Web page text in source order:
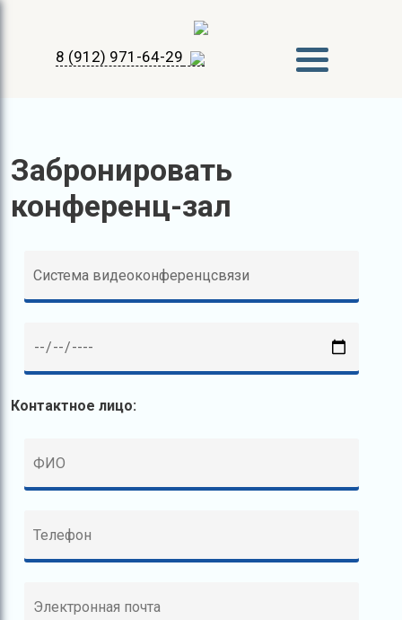
8 (912) 971-64-29
Забронировать
конференц-зал
Контактное лицо: